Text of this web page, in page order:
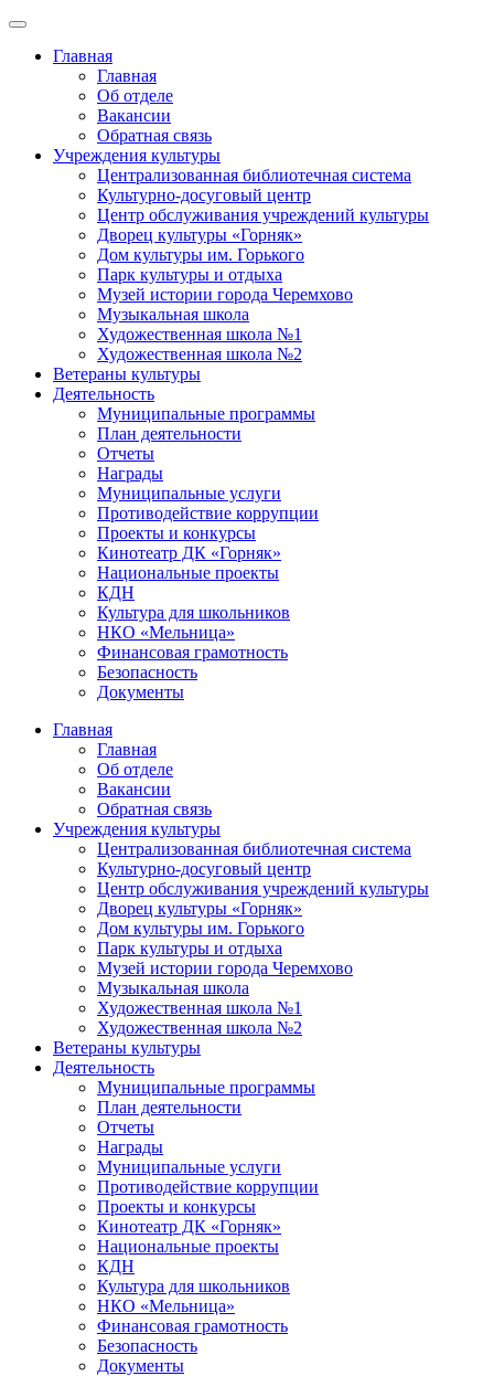
Главная
Главная
Об отделе
Вакансии
Обратная связь
Учреждения культуры
Централизованная библиотечная система
Культурно-досуговый центр
Центр обслуживания учреждений культуры
Дворец культуры «Горняк»
Дом культуры им. Горького
Парк культуры и отдыха
Музей истории города Черемхово
Музыкальная школа
Художественная школа №1
Художественная школа №2
Ветераны культуры
Деятельность
Муниципальные программы
План деятельности
Отчеты
Награды
Муниципальные услуги
Противодействие коррупции
Проекты и конкурсы
Кинотеатр ДК «Горняк»
Национальные проекты
КДН
Культура для школьников
НКО «Мельница»
Финансовая грамотность
Безопасность
Документы
Главная
Главная
Об отделе
Вакансии
Обратная связь
Учреждения культуры
Централизованная библиотечная система
Культурно-досуговый центр
Центр обслуживания учреждений культуры
Дворец культуры «Горняк»
Дом культуры им. Горького
Парк культуры и отдыха
Музей истории города Черемхово
Музыкальная школа
Художественная школа №1
Художественная школа №2
Ветераны культуры
Деятельность
Муниципальные программы
План деятельности
Отчеты
Награды
Муниципальные услуги
Противодействие коррупции
Проекты и конкурсы
Кинотеатр ДК «Горняк»
Национальные проекты
КДН
Культура для школьников
НКО «Мельница»
Финансовая грамотность
Безопасность
Документы